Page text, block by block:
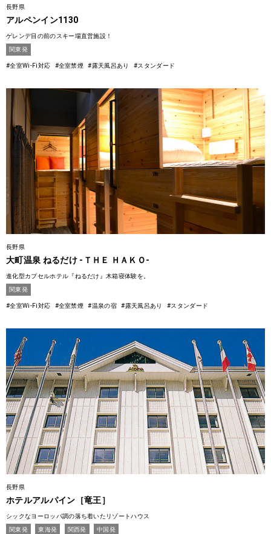
長野県
アルペンイン1130
ゲレンデ目の前のスキー場直営施設！
関東発
#全室Wi-Fi対応 #全室禁煙 #露天風呂あり #スタンダード
長野県
大町温泉 ねるだけ -ＴＨＥ ＨＡＫＯ-
進化型カプセルホテル『ねるだけ』木箱寝体験を。
関東発
#全室Wi-Fi対応 #全室禁煙 #温泉の宿 #露天風呂あり #スタンダード
長野県
ホテルアルパイン［竜王］
シックなヨーロッパ調の落ち着いたリゾートハウス
関東発
東海発 関西発 中国発